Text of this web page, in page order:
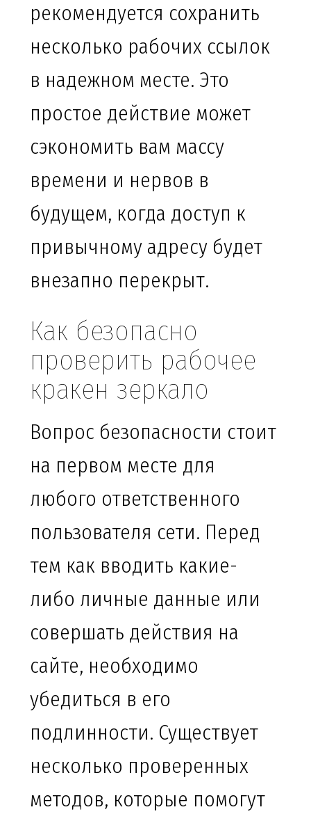
рекомендуется сохранить
несколько рабочих ссылок
в надежном месте. Это
простое действие может
сэкономить вам массу
времени и нервов в
будущем, когда доступ к
привычному адресу будет
внезапно перекрыт.
Как безопасно
проверить рабочее
кракен зеркало
Вопрос безопасности стоит
на первом месте для
любого ответственного
пользователя сети. Перед
тем как вводить какие-
либо личные данные или
совершать действия на
сайте, необходимо
убедиться в его
подлинности. Существует
несколько проверенных
методов, которые помогут